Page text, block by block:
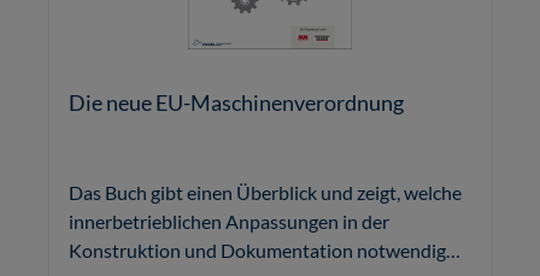
Die neue EU-Maschinenverordnung
Das Buch gibt einen Überblick und zeigt, welche
innerbetrieblichen Anpassungen in der
Konstruktion und Dokumentation notwendig